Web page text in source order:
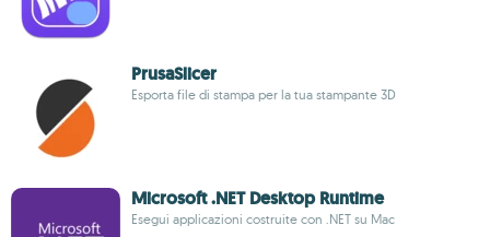
PrusaSlicer
Esporta file di stampa per la tua stampante 3D
Microsoft .NET Desktop Runtime
Esegui applicazioni costruite con .NET su Mac